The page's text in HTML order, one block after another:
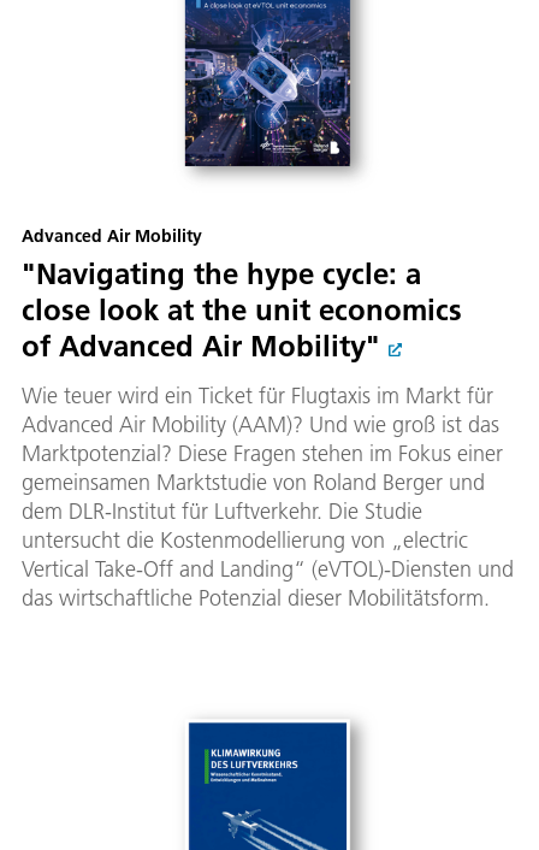
Advanced Air Mobility
"Navigating the hype cycle: a
close look at the unit economics
of Advanced Air Mobility"
Wie teuer wird ein Ticket für Flugtaxis im Markt für
Advanced Air Mobility (AAM)? Und wie groß ist das
Marktpotenzial? Diese Fragen stehen im Fokus einer
gemeinsamen Marktstudie von Roland Berger und
dem DLR-Institut für Luftverkehr. Die Studie
untersucht die Kostenmodellierung von „electric
Vertical Take-Off and Landing“ (eVTOL)-Diensten und
das wirtschaftliche Potenzial dieser Mobilitätsform.